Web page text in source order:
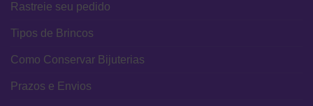
Rastreie seu pedido
Tipos de Brincos
Como Conservar Bijuterias
Prazos e Envios